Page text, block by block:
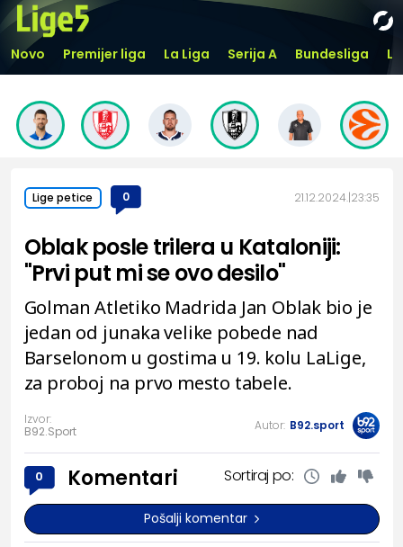
Novo Premijer liga La Liga Serija A Bundesliga
Lige petice 0 21.12.2024. 23:35
Oblak posle trilera u Kataloniji:
"Prvi put mi se ovo desilo"
Golman Atletiko Madrida Jan Oblak bio je
jedan od junaka velike pobede nad
Barselonom u gostima u 19. kolu LaLige,
za proboj na prvo mesto tabele.
Izvor:
B92.Sport
Autor: B92.sport
0 Komentari Sortiraj po:
Pošalji komentar